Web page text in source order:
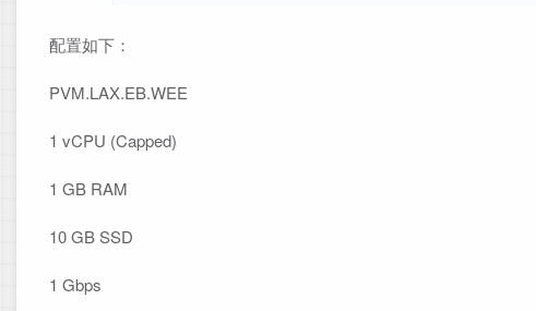
配置如下：
PVM.LAX.EB.WEE
1 vCPU (Capped)
1 GB RAM
10 GB SSD
1 Gbps